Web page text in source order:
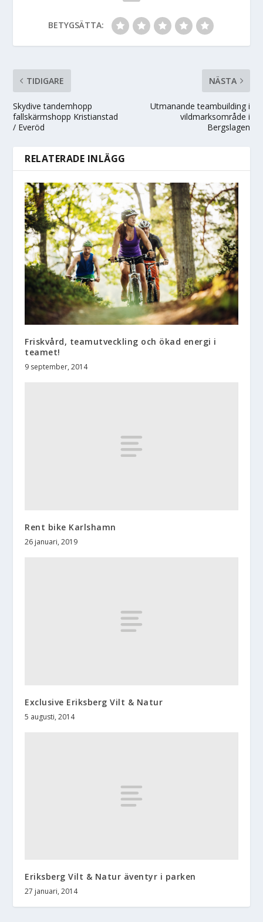
BETYGSÄTTA:
TIDIGARE
Skydive tandemhopp
fallskärmshopp Kristianstad
/ Everöd
NÄSTA
Utmanande teambuilding i
vildmarksområde i
Bergslagen
RELATERADE INLÄGG
Friskvård, teamutveckling och ökad energi i
teamet!
9 september, 2014
Rent bike Karlshamn
26 januari, 2019
Exclusive Eriksberg Vilt & Natur
5 augusti, 2014
Eriksberg Vilt & Natur äventyr i parken
27 januari, 2014